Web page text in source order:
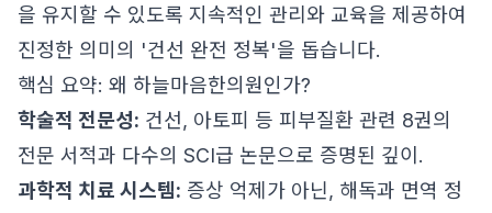
을 유지할 수 있도록 지속적인 관리와 교육을 제공하여
진정한 의미의 '건선 완전 정복'을 돕습니다.
핵심 요약: 왜 하늘마음한의원인가?
학술적 전문성: 건선, 아토피 등 피부질환 관련 8권의
전문 서적과 다수의 SCI급 논문으로 증명된 깊이.
과학적 치료 시스템: 증상 억제가 아닌, 해독과 면역 정